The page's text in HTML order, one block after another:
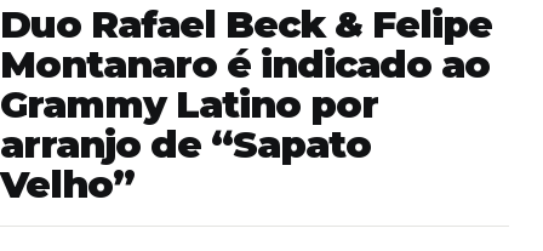
Duo Rafael Beck & Felipe
Montanaro é indicado ao
Grammy Latino por
arranjo de “Sapato
Velho”